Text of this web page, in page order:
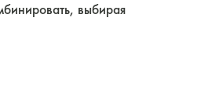
выбирая